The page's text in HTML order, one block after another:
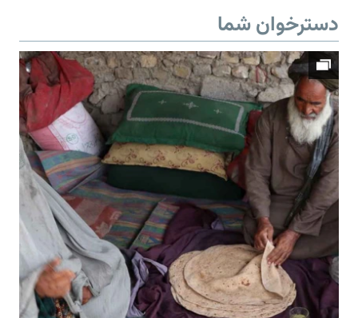
دسترخوان شما